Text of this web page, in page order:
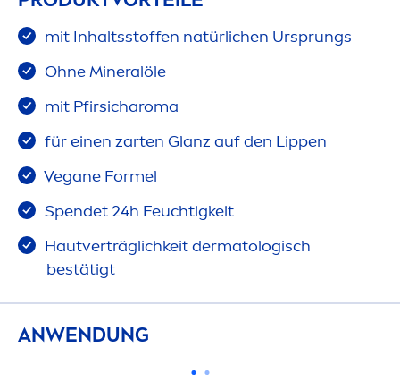
mit Inhaltsstoffen natürlichen Ursprungs
Ohne Mineralöle
mit Pfirsicharoma
für einen zarten Glanz auf den Lippen
Vegane Formel
Spendet 24h Feuchtigkeit
Hautverträglichkeit dermatologisch
bestätigt
ANWENDUNG